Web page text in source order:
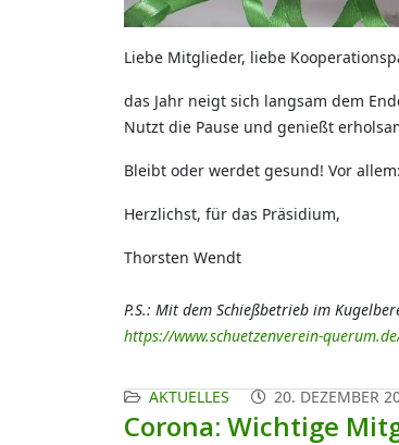
Liebe Mitglieder, liebe
das Jahr neigt sich langsam dem
Nutzt die Pause und genießt
Bleibt oder werdet gesund! Vor
Herzlichst, für das Präsidium,
Thorsten Wendt
P.S.: Mit dem Schießbetrieb im
https://www.schuetzenverein-
AKTUELLES 20. DEZEMBER
Corona: Wichtige